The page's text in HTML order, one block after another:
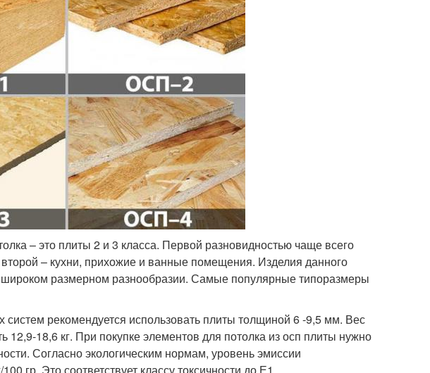
– это плиты 2 и 3 класса. Первой разновидностью чаще всего
– кухни, прихожие и ванные помещения. Изделия данного
размерном разнообразии. Самые популярные типоразмеры
рекомендуется использовать плиты толщиной 6 -9,5 мм. Вес
12,9-18,6 кг. При покупке элементов для потолка из осп плиты нужно
Согласно экологическим нормам, уровень эмиссии